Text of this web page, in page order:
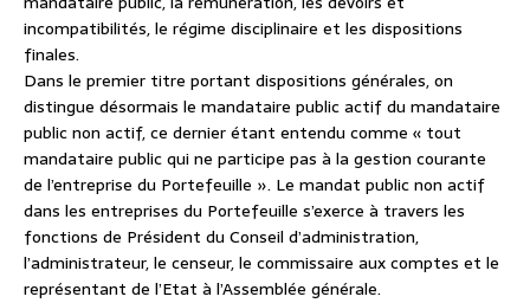
incompatibilités, le régime disciplinaire et les dispositions
finales.
Dans le premier titre portant dispositions générales, on
distingue désormais le mandataire public actif du mandataire
public non actif, ce dernier étant entendu comme « tout
mandataire public qui ne participe pas à la gestion courante
de l’entreprise du Portefeuille ». Le mandat public non actif
dans les entreprises du Portefeuille s’exerce à travers les
fonctions de Président du Conseil d’administration,
l’administrateur, le censeur, le commissaire aux comptes et le
représentant de l’Etat à l’Assemblée générale.